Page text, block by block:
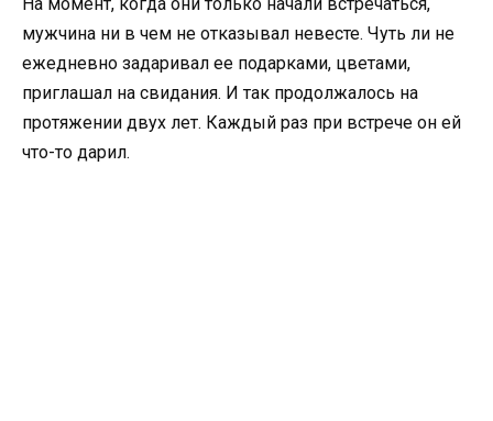
мужчина ни в чем не отказывал невесте. Чуть ли не
ежедневно задаривал ее подарками, цветами,
приглашал на свидания. И так продолжалось на
протяжении двух лет. Каждый раз при встрече он ей
что-то дарил.